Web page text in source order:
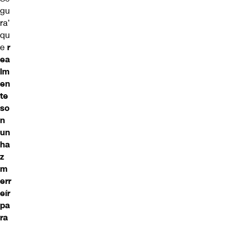
gu
ra’
qu
e r
ea
lm
en
te
so
n
un
ha
z
m
err
eír
pa
ra